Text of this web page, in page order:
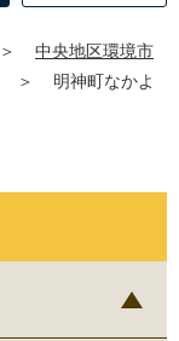
＞
中央地区環境市
＞
明神町なかよ